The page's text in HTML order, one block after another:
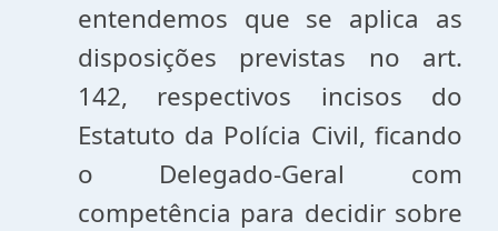
entendemos que se aplica as
disposições previstas no art.
142, respectivos incisos do
Estatuto da Polícia Civil, ficando
o Delegado-Geral com
competência para decidir sobre